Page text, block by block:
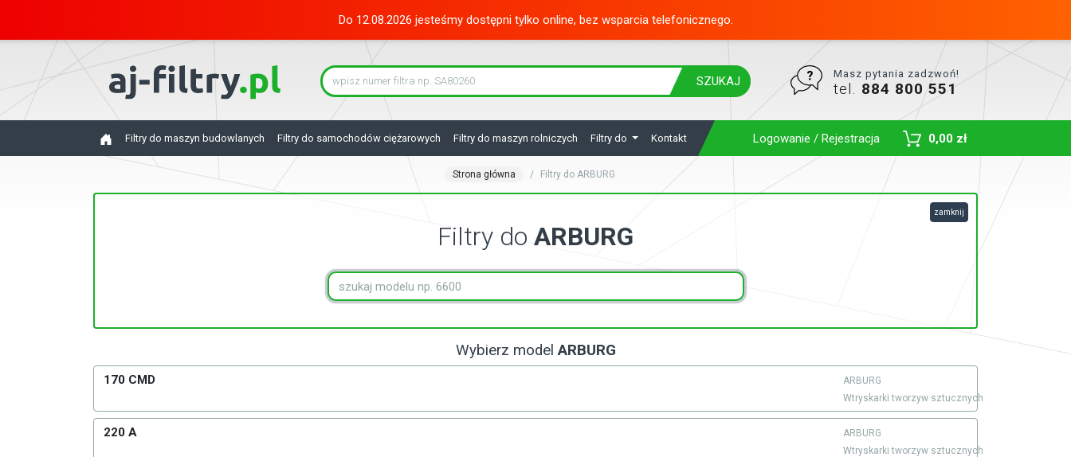
Do 12.08.2026 jesteśmy dostępni tylko online, bez wsparcia telefonicznego.
SZUKAJ
Masz pytania zadzwoń!
tel. 884 800 551
Filtry do maszyn budowlanych Filtry do samochodów ciężarowych Filtry do maszyn rolniczych Filtry do Kontakt Logowanie / Rejestracja 0,00 zł
Strona główna Filtry do ARBURG
Filtry do ARBURG
zamknij
Wybierz modelARBURG
170 CMD
ARBURG
Wtryskarki tworzyw sztucznych
220 A
ARBURG
Wtryskarki tworzyw sztucznych